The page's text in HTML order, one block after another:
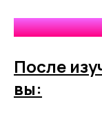
После
вы: